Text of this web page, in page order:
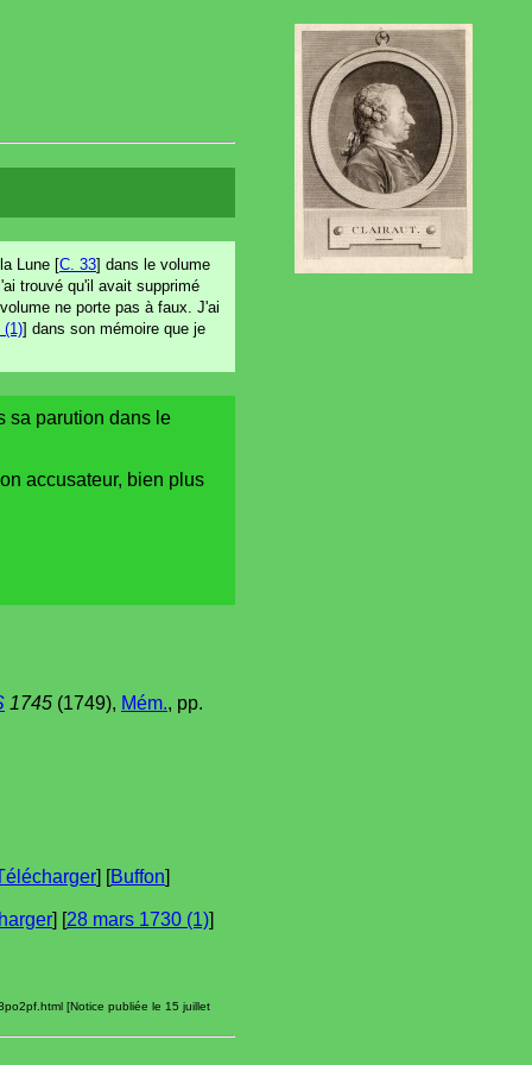
Lune [C. 33] dans le volume
trouvé qu'il avait supprimé
ne porte pas à faux. J'ai
(1)] dans son mémoire que je
sa parution dans le
accusateur, bien plus
1745 (1749), Mém., pp.
] [Buffon]
] [28 mars 1730 (1)]
[Notice publiée le 15 juillet